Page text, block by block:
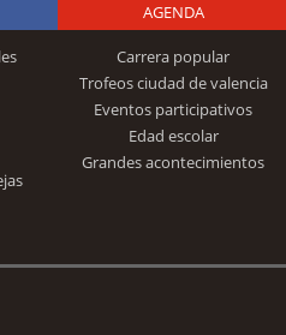
Logo Fundación
Trinidad Alfonso
AGENDA
Carrera popular
Trofeos ciudad de valencia
Eventos participativos
Edad escolar
Grandes acontecimientos